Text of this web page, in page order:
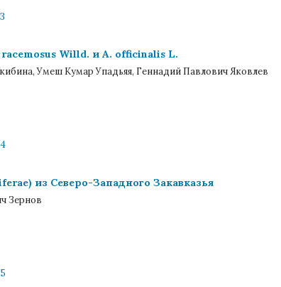
Willd. и A. officinalis L.
Умеш Кумар Упадьяя, Геннадий Павлович Яковлев
из Северо-Западного Закавказья
Зернов